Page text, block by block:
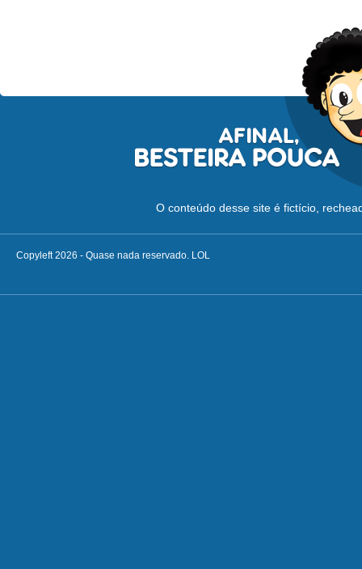
O conteúdo desse site é fictício,
Copyleft 2026 - Quase nada reservado. LOL